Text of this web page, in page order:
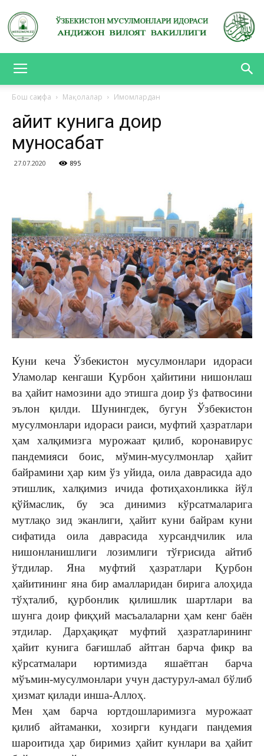
ВИЛОЯТ
Бош саҳифа Мақолалар Имомлардан
Ҳайит кунига доир
муносабат
27.07.2020 895
Куни кеча Ўзбекистон мусулмонлари идораси
Уламолар кенгаши Қурбон ҳайитини нишонлаш
ва ҳайит намозини адо этишга доир ўз фатвосини
эълон қилди. Шунингдек, бугун Ўзбекистон
мусулмонлари идораси раиси, муфтий ҳазратлари
ҳам халқимизга мурожаат қилиб, коронавирус
пандемияси боис, мўмин-мусулмонлар ҳайит
байрамини ҳар ким ўз уйида, оила даврасида адо
этишлик, халқимиз ичида фотиҳахонликка йўл
қўймаслик, бу эса динимиз кўрсатмаларига
мутлақо зид эканлиги, ҳайит куни байрам куни
сифатида оила даврасида хурсандчилик ила
нишонланишлиги лозимлиги тўғрисида айтиб
ўтдилар. Яна муфтий ҳазратлари Қурбон
ҳайитининг яна бир амалларидан бирига алоҳида
тўҳталиб, қурбонлик қилишлик шартлари ва
шунга доир фиқҳий масъалаларни ҳам кенг баён
этдилар. Дарҳақиқат муфтий ҳазратларининг
ҳайит кунига бағишлаб айтган барча фикр ва
кўрсатмалари юртимизда яшаётган барча
мўъмин-мусулмонлари учун дастурул-амал бўлиб
ҳизмат қилади инша-Аллоҳ.
Мен ҳам барча юртдошларимизга мурожаат
қилиб айтаманки, хозирги кундаги пандемия
шароитида ҳар биримиз ҳайит кунлари ва ҳайит